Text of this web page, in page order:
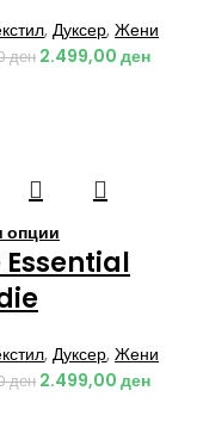
, Дуксер, Жени
ден 2.499,00 ден
опции
Essential
, Дуксер, Жени
ден 2.499,00 ден